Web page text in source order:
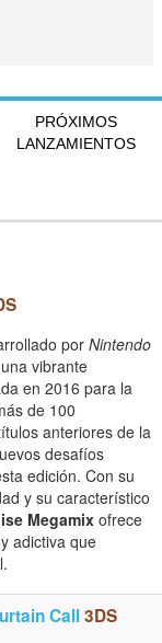
PRÓXIMOS
LANZAMIENTOS
por Nintendo
vibrante
en 2016 para la
de 100
anteriores de la
desafíos
edición. Con su
y su característico
Megamix ofrece
adictiva que
Call3DS